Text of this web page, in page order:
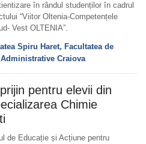
în rândul studenților în cadrul
“Viitor Oltenia-Competențele
Vest OLTENIA”.
Spiru Haret, Facultatea de
Craiova
pentru elevii din
Chimie
de Educație și Acțiune pentru